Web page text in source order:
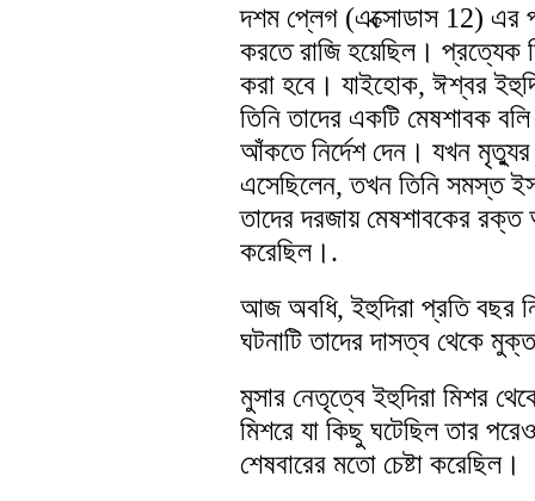
দশম প্লেগ (এক্সোডাস 12) এর
করতে রাজি হয়েছিল। প্রত্যেক
করা হবে। যাইহোক, ঈশ্বর
তিনি তাদের একটি মেষশাবক
আঁকতে নির্দেশ দেন। যখন
এসেছিলেন, তখন তিনি সমস্ত
তাদের দরজায় মেষশাবকের রক্ত
করেছিল।.
আজ অবধি, ইহুদিরা প্রতি বছর
ঘটনাটি তাদের দাসত্ব থেকে
মুসার নেতৃত্বে ইহুদিরা মিশর
মিশরে যা কিছু ঘটেছিল তার
শেষবারের মতো চেষ্টা করেছিল।